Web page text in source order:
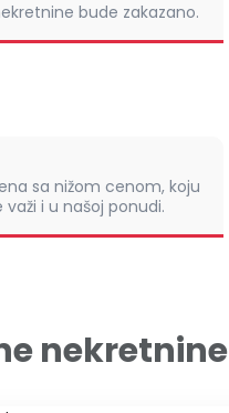
bude zakazano.
sa nižom cenom, koju
i u našoj ponudi.
nekretnine